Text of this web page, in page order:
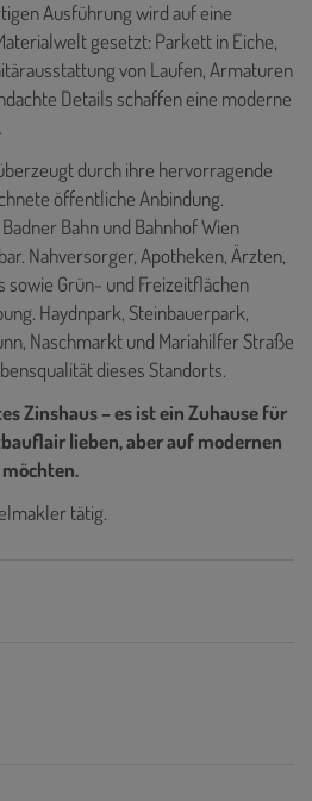
Ausführung wird auf eine
gesetzt: Parkett in Eiche,
von Laufen, Armaturen
Details schaffen eine moderne
durch ihre hervorragende
öffentliche Anbindung.
Bahn und Bahnhof Wien
Nahversorger, Apotheken, Ärzten,
sowie Grün- und Freizeitflächen
Haydnpark, Steinbauerpark,
Naschmarkt und Mariahilfer Straße
dieses Standorts.
Zinshaus – es ist ein Zuhause für
lieben, aber auf modernen
tätig.